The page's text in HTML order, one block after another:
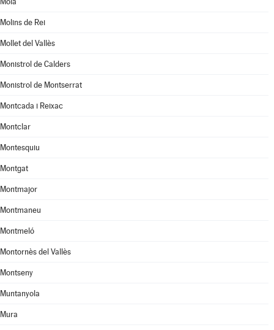
Molins de Rei
Mollet del Vallès
Monistrol de Calders
Monistrol de Montserrat
Montcada i Reixac
Montclar
Montesquiu
Montgat
Montmajor
Montmaneu
Montmeló
Montornès del Vallès
Montseny
Muntanyola
Mura